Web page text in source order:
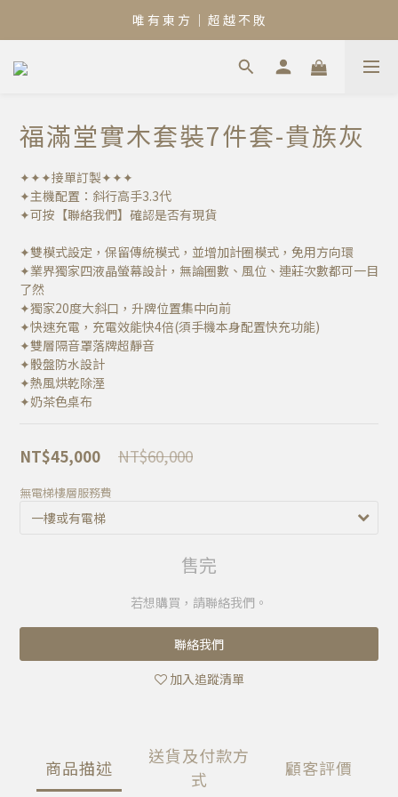
唯 有 東 方 ｜ 超 越 不 敗
福滿堂實木套裝7件套-貴族灰
✦✦✦接單訂製✦✦✦
✦主機配置：斜行高手3.3代
✦可按【聯絡我們】確認是否有現貨
✦雙模式設定，保留傳統模式，並增加計圈模式，免用方向環
✦業界獨家四液晶螢幕設計，無論圈數、風位、連莊次數都可一目
了然
✦獨家20度大斜口，升牌位置集中向前
✦快速充電，充電效能快4倍(須手機本身配置快充功能)
✦雙層隔音罩落牌超靜音
✦骰盤防水設計
✦熱風烘乾除溼
✦奶茶色桌布
NT$60,000
NT$45,000
無電梯樓層服務費
售完
若想購買，請聯絡我們。
聯絡我們
加入追蹤清單
商品描述
送貨及付款方
式
顧客評價